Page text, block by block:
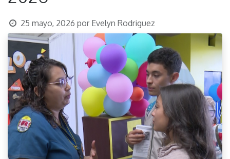
25 mayo, 2026 por Evelyn Rodriguez